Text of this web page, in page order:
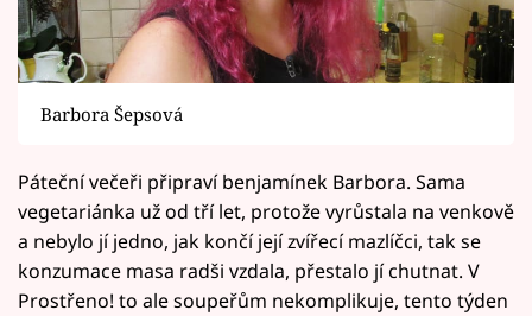
Barbora Šepsová
Páteční večeři připraví benjamínek Barbora. Sama
vegetariánka už od tří let, protože vyrůstala na venkově
a nebylo jí jedno, jak končí její zvířecí mazlíčci, tak se
konzumace masa radši vzdala, přestalo jí chutnat. V
Prostřeno! to ale soupeřům nekomplikuje, tento týden